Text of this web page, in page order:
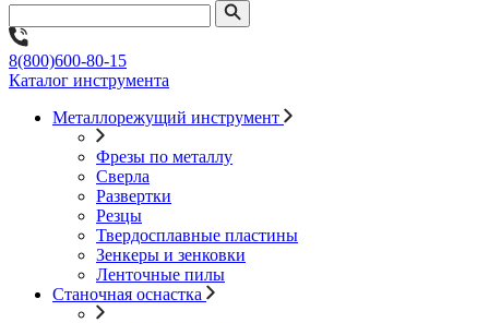
8(800)600-80-15
Каталог инструмента
Металлорежущий инструмент
Фрезы по металлу
Сверла
Развертки
Резцы
Твердосплавные пластины
Зенкеры и зенковки
Ленточные пилы
Станочная оснастка